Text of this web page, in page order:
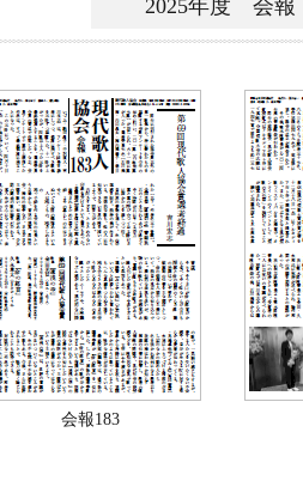
2025年度 会報
会報183